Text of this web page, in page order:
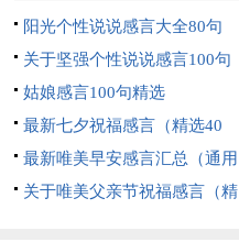
阳光个性说说感言大全80句
关于坚强个性说说感言100句
精选
姑娘感言100句精选
最新七夕祝福感言（精选40
句）
最新唯美早安感言汇总（通用
150句）
关于唯美父亲节祝福感言（精